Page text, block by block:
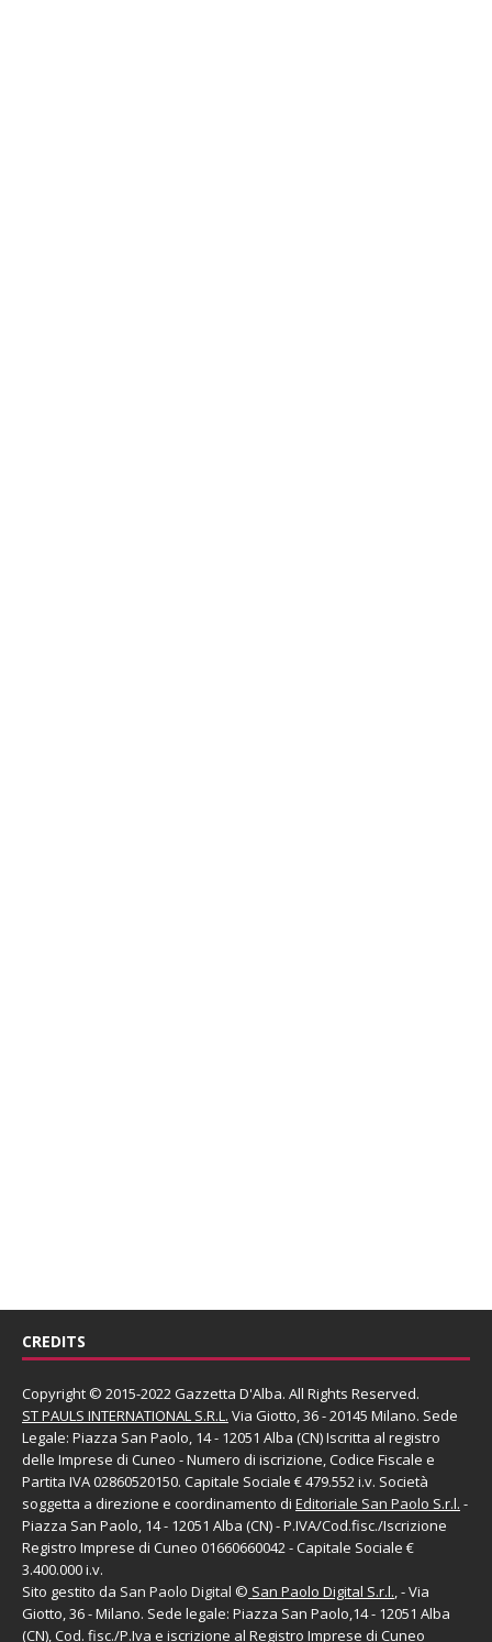
CREDITS
Copyright © 2015-2022 Gazzetta D'Alba. All Rights Reserved.
ST PAULS INTERNATIONAL S.R.L. Via Giotto, 36 - 20145 Milano. Sede
Legale: Piazza San Paolo, 14 - 12051 Alba (CN) Iscritta al registro
delle Imprese di Cuneo - Numero di iscrizione, Codice Fiscale e
Partita IVA 02860520150. Capitale Sociale € 479.552 i.v. Società
soggetta a direzione e coordinamento di Editoriale San Paolo S.r.l. -
Piazza San Paolo, 14 - 12051 Alba (CN) - P.IVA/Cod.fisc./Iscrizione
Registro Imprese di Cuneo 01660660042 - Capitale Sociale €
3.400.000 i.v.
Sito gestito da San Paolo Digital © San Paolo Digital S.r.l., - Via
Giotto, 36 - Milano. Sede legale: Piazza San Paolo,14 - 12051 Alba
(CN), Cod. fisc./P.Iva e iscrizione al Registro Imprese di Cuneo